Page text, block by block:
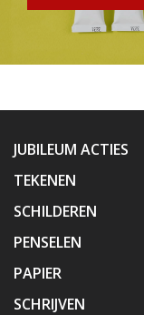
JUBILEUM ACTIES
TEKENEN
SCHILDEREN
PENSELEN
PAPIER
SCHRIJVEN